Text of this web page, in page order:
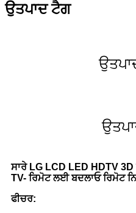
ਉਤਪਾਦ ਟੈਗ
ਸਾਰੇ LG LCD LED HDTV
TV- ਰਿਮੋਟ ਲਈ ਬਦਲਾਓ ਰਿਮੋਟ
ਫੀਚਰ: